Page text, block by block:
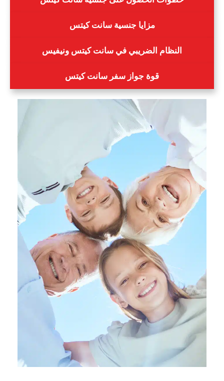
مزايا جنسية سانت كيتس
النظام الضريبي في سانت كيتس ونيفيس
قوة جواز سفر سانت كيتس